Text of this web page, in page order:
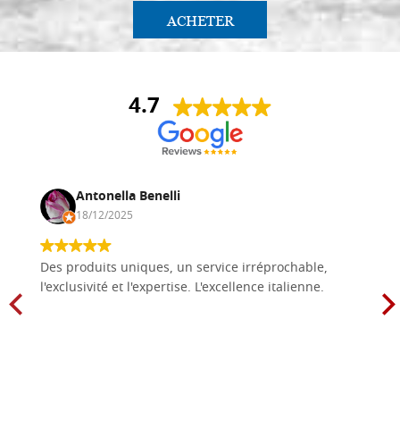
ACHETER
4.7
Antonella Benelli
18/12/2025
Des produits uniques, un service irréprochable,
l'exclusivité et l'expertise. L'excellence italienne.